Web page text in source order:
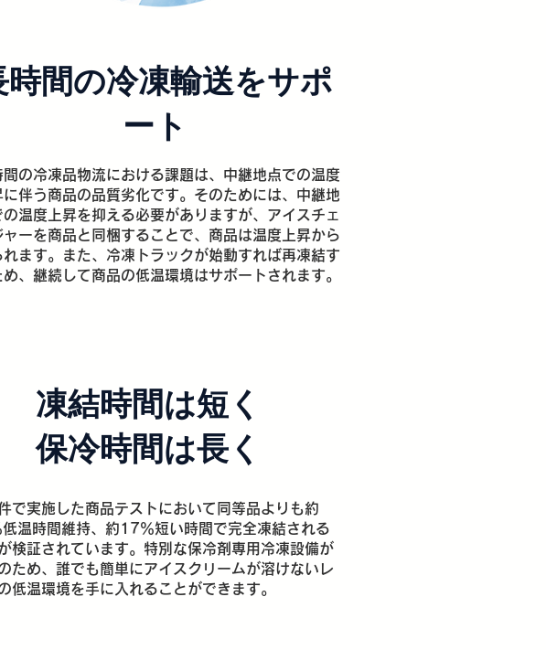
時間の冷凍輸送をサポ
ート
間の冷凍品物流における課題は、中継地点での温度
に伴う商品の品質劣化です。そのためには、中継地
の温度上昇を抑える必要がありますが、アイスチェ
ャーを商品と同梱することで、商品は温度上昇から
れます。また、冷凍トラックが始動すれば再凍結す
め、継続して商品の低温環境はサポートされます。
凍結時間は短く
保冷時間は長く
で実施した商品テストにおいて同等品よりも約
温時間維持、約17％短い時間で完全凍結される
検証されています。特別な保冷剤専用冷凍設備が
ため、誰でも簡単にアイスクリームが溶けないレ
低温環境を手に入れることができます。